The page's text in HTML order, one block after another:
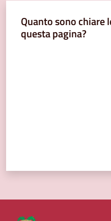
Quanto sono chiare
questa pagina?